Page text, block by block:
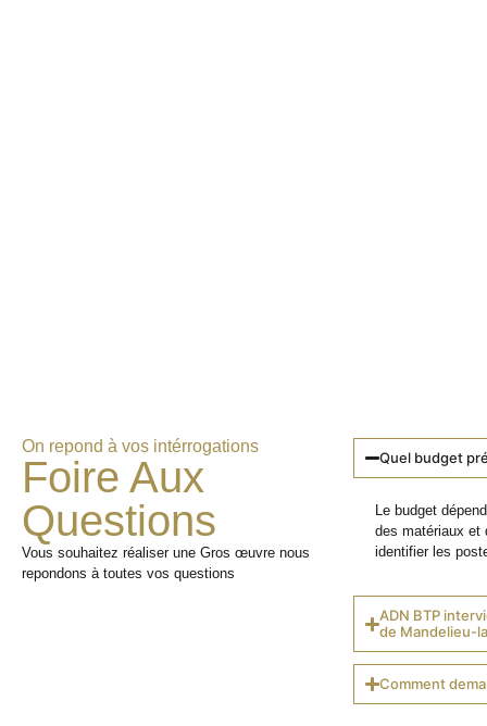
On repond à vos intérrogations
Foire Aux
Questions
Vous souhaitez réaliser une Gros œuvre nous
repondons à toutes vos questions
Quel budget
Le budget
des matériaux et
identifier les
ADN BTP
de Mandelieu-
Comment